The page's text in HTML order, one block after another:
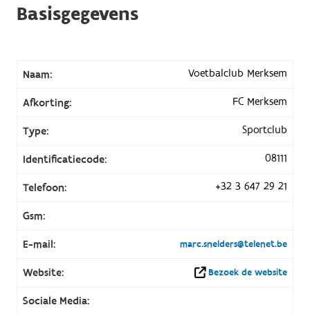
Basisgegevens
Naam: Voetbalclub Merksem
Afkorting: FC Merksem
Type: Sportclub
Identificatiecode: 08111
Telefoon: +32 3 647 29 21
Gsm:
E-mail: marc.snelders@telenet.be
Website: Bezoek de website
Sociale Media: